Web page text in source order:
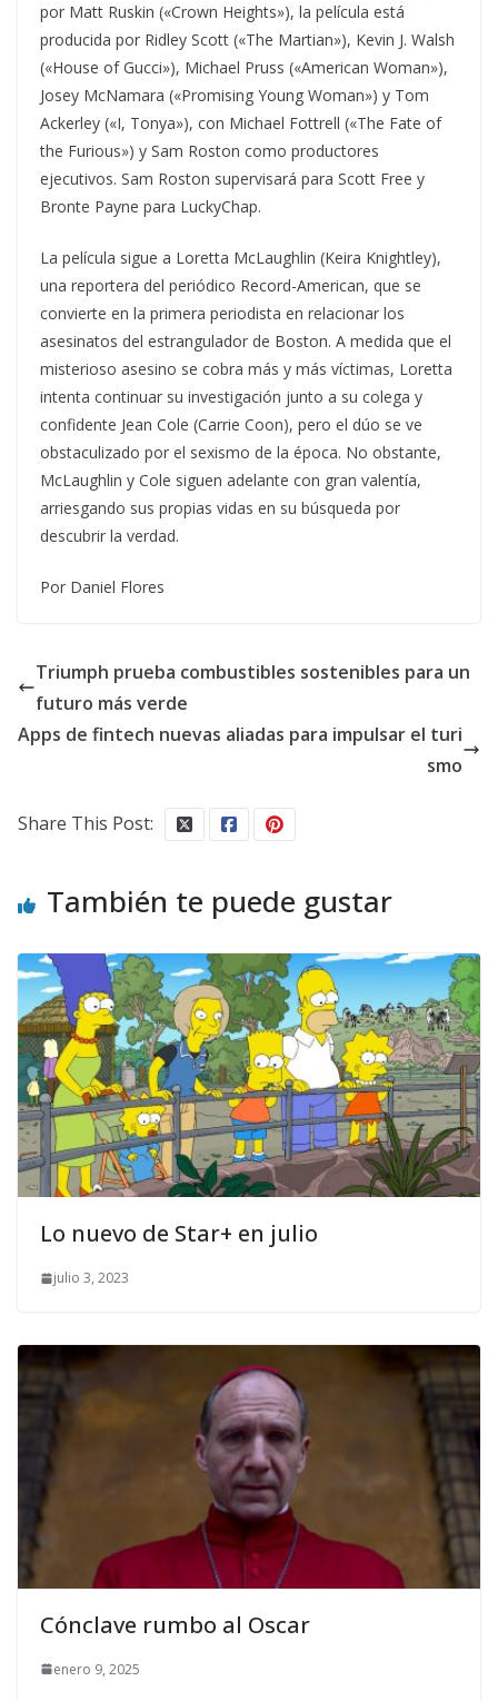
por Matt Ruskin («Crown Heights»), la película está
producida por Ridley Scott («The Martian»), Kevin J. Walsh
(«House of Gucci»), Michael Pruss («American Woman»),
Josey McNamara («Promising Young Woman») y Tom
Ackerley («I, Tonya»), con Michael Fottrell («The Fate of
the Furious») y Sam Roston como productores
ejecutivos. Sam Roston supervisará para Scott Free y
Bronte Payne para LuckyChap.
La película sigue a Loretta McLaughlin (Keira Knightley),
una reportera del periódico Record-American, que se
convierte en la primera periodista en relacionar los
asesinatos del estrangulador de Boston. A medida que el
misterioso asesino se cobra más y más víctimas, Loretta
intenta continuar su investigación junto a su colega y
confidente Jean Cole (Carrie Coon), pero el dúo se ve
obstaculizado por el sexismo de la época. No obstante,
McLaughlin y Cole siguen adelante con gran valentía,
arriesgando sus propias vidas en su búsqueda por
descubrir la verdad.
Por Daniel Flores
Triumph prueba combustibles sostenibles para un
futuro más verde
Apps de fintech nuevas aliadas para impulsar el turi
smo
Share This Post:
También te puede gustar
Lo nuevo de Star+ en julio
julio 3, 2023
Cónclave rumbo al Oscar
enero 9, 2025